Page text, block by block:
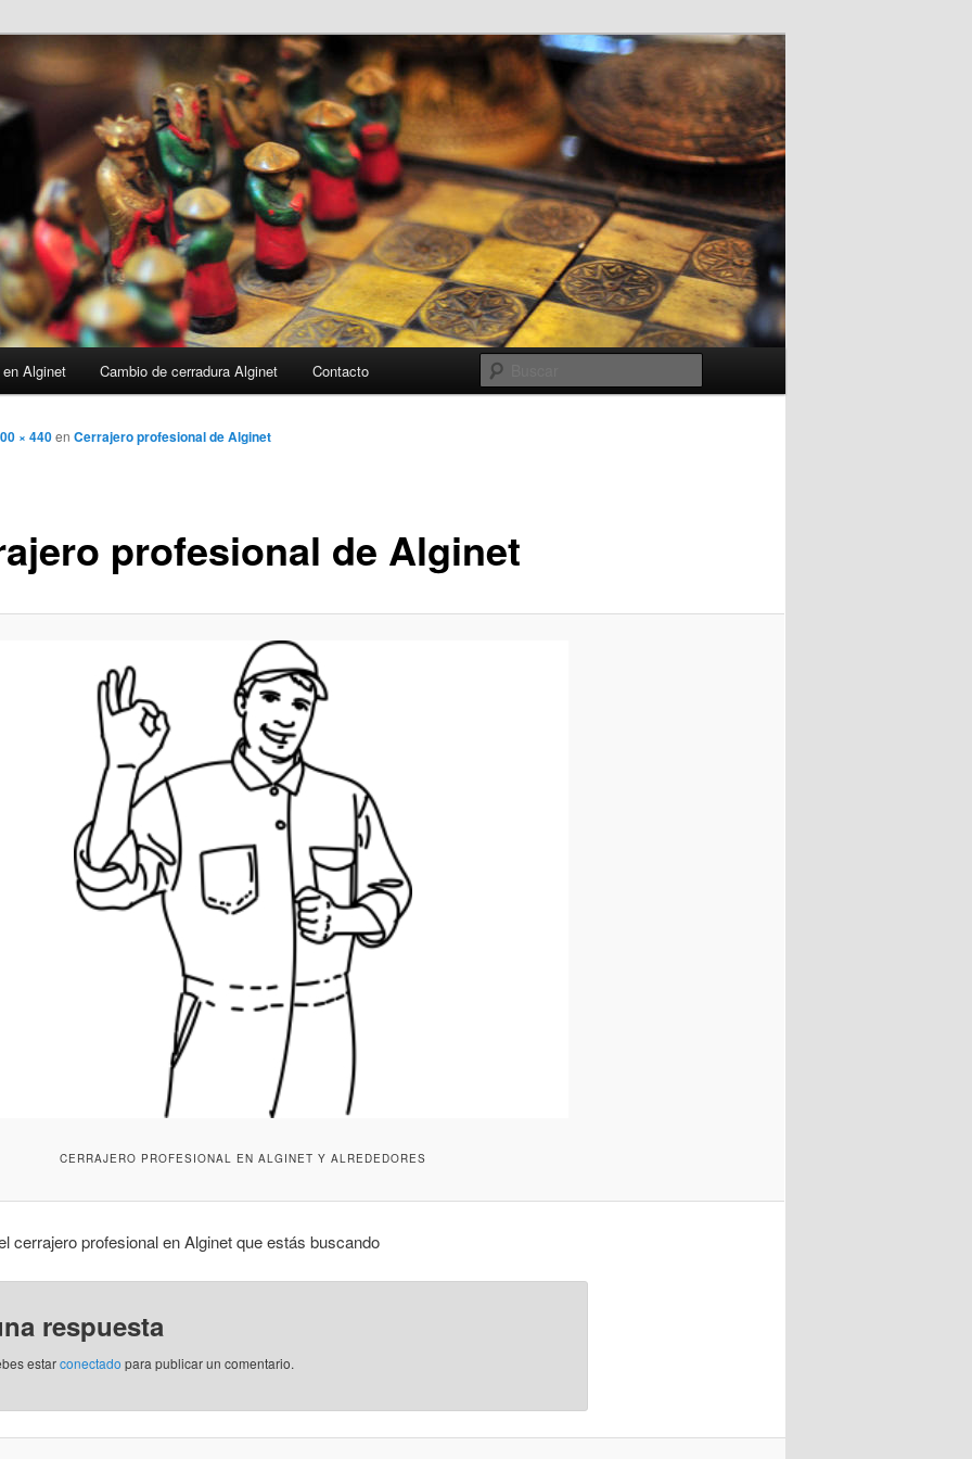
Alginet Cambio de cerradura Alginet Contacto
profesional de Alginet
× 440en Cerrajero profesional de Alginet
CERRAJERO PROFESIONAL EN ALGINET Y ALREDEDORES
cerrajero profesional en Alginet que estás buscando
respuesta
estarconectado para publicar un comentario.